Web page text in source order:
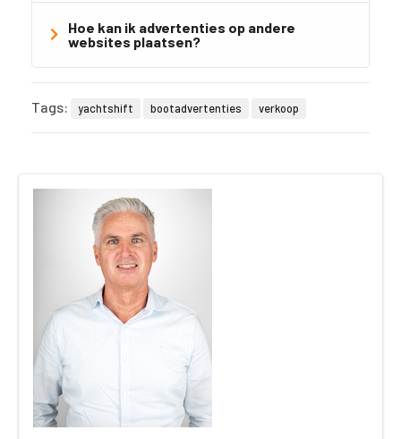
Hoe kan ik advertenties op andere
websites plaatsen?
Tags: yachtshift bootadvertenties verkoop